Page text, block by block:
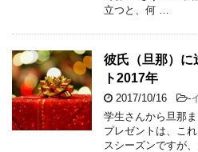
立つと、何 …
彼氏（旦那）に
ト2017年
2017/10/16 -
学生さんから旦那
プレゼントは、こ
スシーズンですが